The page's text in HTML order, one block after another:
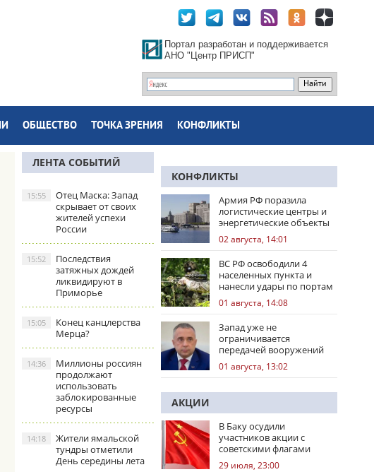
Портал разработан и поддерживается
АНО "Центр ПРИСП"
ОБЩЕСТВО ТОЧКА ЗРЕНИЯ КОНФЛИКТЫ
ЛЕНТА СОБЫТИЙ
Отец Маска: Запад
скрывает от своих
жителей успехи
России
15:55
Последствия
затяжных дождей
ликвидируют в
Приморье
15:52
Конец канцлерства
Мерца?
15:05
Миллионы россиян
продолжают
использовать
заблокированные
ресурсы
14:36
Жители ямальской
тундры отметили
День середины лета
14:18
КОНФЛИКТЫ
Армия РФ поразила
логистические центры и
энергетические объекты
Украины
02 августа, 14:01
ВС РФ освободили 4
населенных пункта и
нанесли удары по портам
Одессы
01 августа, 14:08
Запад уже не
ограничивается
передачей вооружений
01 августа, 13:02
АКЦИИ
В Баку осудили
участников акции с
советскими флагами
29 июля, 23:00